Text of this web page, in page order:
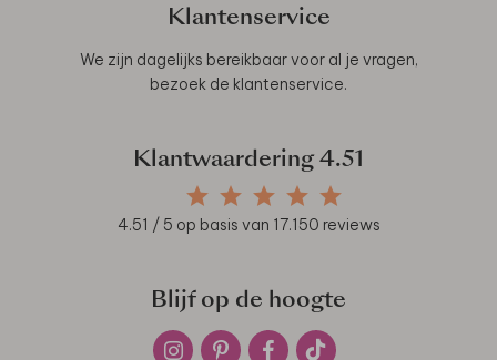
Klantenservice
We zijn dagelijks bereikbaar voor al je vragen,
bezoek de klantenservice.
Klantwaardering 4.51
4.51 / 5 op basis van 17.150 reviews
Blijf op de hoogte